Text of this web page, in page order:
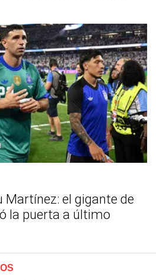
Martínez: el gigante de
la puerta a último